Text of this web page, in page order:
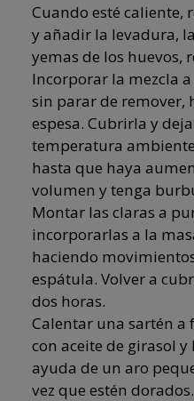
Cuando esté caliente,
y añadir la levadura,
yemas de los huevos,
Incorporar la mezcla
sin parar de remover,
espesa. Cubrirla y
temperatura
hasta que haya
volumen y tenga
Montar las claras a
incorporarlas a la
haciendo
espátula. Volver a
dos horas.
Calentar una sartén a
con aceite de girasol
ayuda de un aro
vez que estén dorados.